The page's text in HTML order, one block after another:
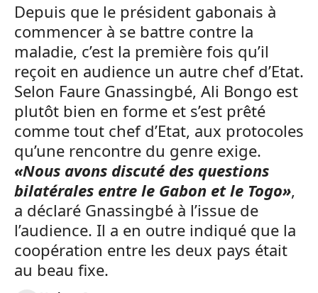
Depuis que le président gabonais à
commencer à se battre contre la
maladie, c’est la première fois qu’il
reçoit en audience un autre chef d’Etat.
Selon Faure Gnassingbé, Ali Bongo est
plutôt bien en forme et s’est prêté
comme tout chef d’Etat, aux protocoles
qu’une rencontre du genre exige.
«Nous avons discuté des questions
bilatérales entre le Gabon et le Togo»,
a déclaré Gnassingbé à l’issue de
l’audience. Il a en outre indiqué que la
coopération entre les deux pays était
au beau fixe.